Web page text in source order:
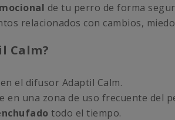
de tu perro de forma
relacionados con cambios,
Calm?
el difusor Adaptil Calm.
en una zona de uso frecuente del
todo el tiempo.